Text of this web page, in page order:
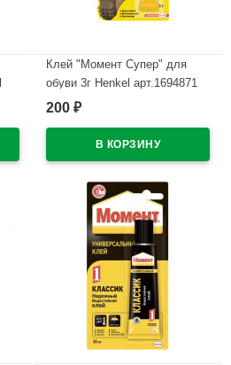
Клей "Момент Супер" для
обуви 3г Henkel арт.1694871
В наличии
200 ₽